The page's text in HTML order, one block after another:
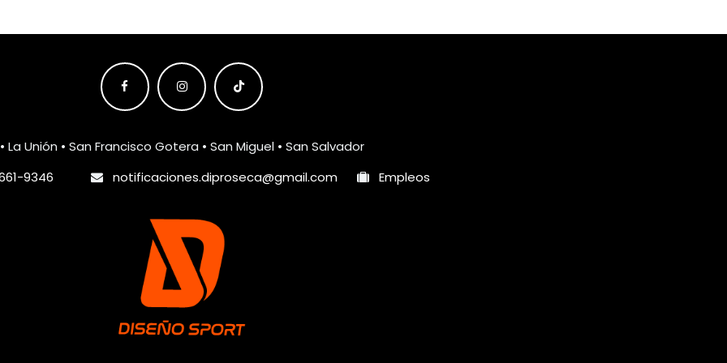
• La Unión • San Francisco Gotera • San Miguel • San Salvador
9346
notificaciones.diproseca@gmail.com Empleos